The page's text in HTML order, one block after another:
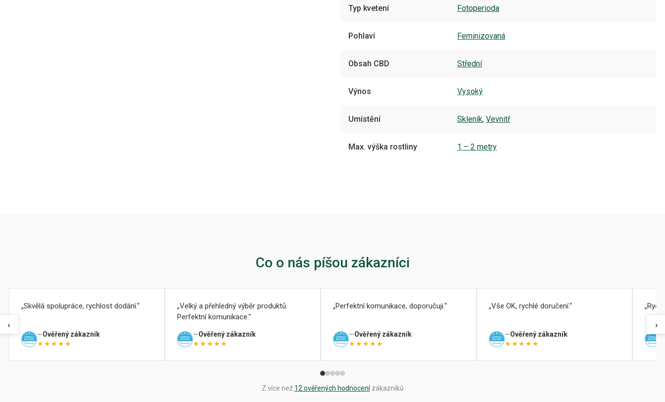
Typ kvetení Fotoperioda
Pohlaví Feminizovaná
Obsah CBD Střední
Výnos Vysoký
Umístění Skleník, Vevnitř
Max. výška rostliny 1 – 2 metry
Co o nás píšou zákazníci
‹
Skvělá spolupráce, rychlost dodání.
Ověřený zákazník
★★★★★
Velký a přehledný výběr produktů.
Perfektní komunikace.
Ověřený zákazník
★★★★★
Perfektní komunikace, doporučuji.
Ověřený zákazník
★★★★★
Vše OK, rychlé doručení.
Ověřený zákazník
★★★★★
›
Z více než 12 ověřených hodnocenízákazníků